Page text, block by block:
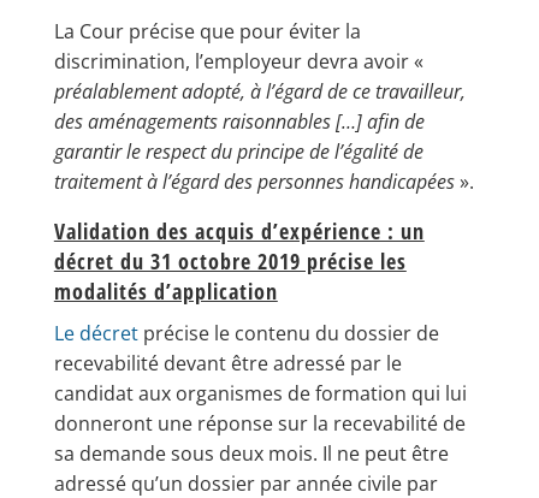
La Cour précise que pour éviter la
discrimination, l’employeur devra avoir «
préalablement adopté, à l’égard de ce travailleur,
des aménagements raisonnables […] afin de
garantir le respect du principe de l’égalité de
traitement à l’égard des personnes handicapées».
Validation des acquis d’expérience : un
décret du 31 octobre 2019 précise les
modalités d’application
Le décretprécise le contenu du dossier de
recevabilité devant être adressé par le
candidat aux organismes de formation qui lui
donneront une réponse sur la recevabilité de
sa demande sous deux mois. Il ne peut être
adressé qu’un dossier par année civile par